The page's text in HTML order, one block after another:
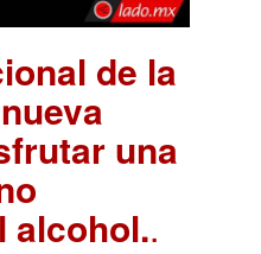
de la
una
alcohol..